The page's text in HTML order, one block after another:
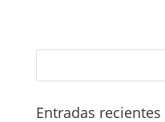
Entradas recientes